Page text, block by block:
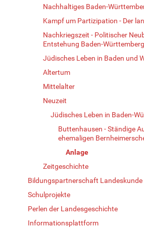
Nachhaltiges Baden-
Kampf um Partizipation - Der
Nachkriegszeit - Politischer
Entstehung Baden-
Jüdisches Leben in Baden und
Altertum
Mittelalter
Neuzeit
Jüdisches Leben in Baden-
Buttenhausen - Ständige
ehemaligen
Anlage
Zeitgeschichte
Bildungspartnerschaft Landeskunde
Schulprojekte
Perlen der Landesgeschichte
Informationsplattform